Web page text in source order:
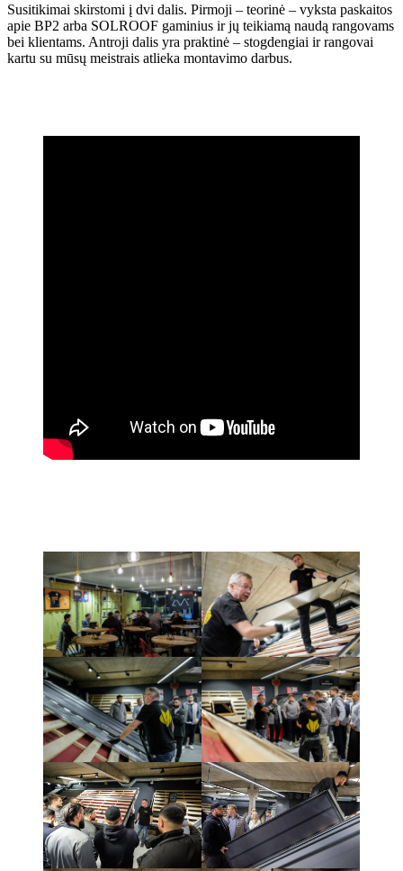
Susitikimai skirstomi į dvi dalis. Pirmoji – teorinė – vyksta paskaitos
apie BP2 arba SOLROOF gaminius ir jų teikiamą naudą rangovams
bei klientams. Antroji dalis yra praktinė – stogdengiai ir rangovai
kartu su mūsų meistrais atlieka montavimo darbus.